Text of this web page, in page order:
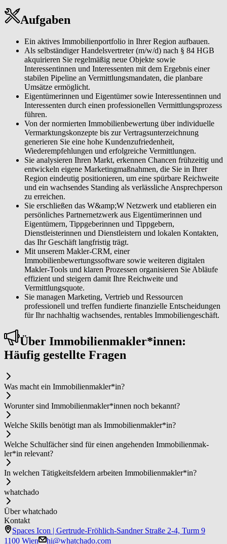
Tippgebern, Dienstleisterinnen und Dienstleistern und lokalen
Kontakten, das Ihr Geschäft langfristig trägt.
Moderne Tools & CRM effizient einsetzen. Mit unserem Makler-
CRM, einer Immobilienbewertungssoftware sowie weiteren
digitalen Makler-Tools und klaren Prozessen organisieren Sie
Abläufe effizient und steigern damit Ihre Reichweite und
Vermittlungsquote.
Ihr Geschäft unternehmerisch steuern. Sie managen Marketing,
Vertrieb und Ressourcen professionell und treffen fundierte
finanzielle Entscheidungen für Ihr nachhaltig wachsendes, rentables
Immobiliengeschäft.
Aufgaben
Ein aktives Immobilienportfolio in Ihrer Region aufbauen.
Als selbständiger Handelsvertreter (m/w/d) nach § 84 HGB
akquirieren Sie regelmäßig neue Objekte sowie
Interessentinnen und Interessenten mit dem Ergebnis einer
stabilen Pipeline an Vermittlungsmandaten, die planbare
Umsätze ermöglicht.
Eigentümerinnen und Eigentümer sowie Interessentinnen und
Interessenten durch einen professionellen Vermittlungsprozess
führen.
Von der normierten Immobilienbewertung über individuelle
Vermarktungskonzepte bis zur Vertragsunterzeichnung
generieren Sie eine hohe Kundenzufriedenheit,
Wiederempfehlungen und erfolgreiche Vermittlungen.
Sie analysieren Ihren Markt, erkennen Chancen frühzeitig und
entwickeln eigene Marketingmaßnahmen, die Sie in Ihrer
Region eindeutig positionieren, um eine spürbare Reichweite
und ein wachsendes Standing als verlässliche Ansprechperson
zu erreichen.
Sie erschließen das W&amp;W Netzwerk und etablieren ein
persönliches Partnernetzwerk aus Eigentümerinnen und
Eigentümern, Tippgeberinnen und Tippgebern,
Dienstleisterinnen und Dienstleistern und lokalen Kontakten,
das Ihr Geschäft langfristig trägt.
Mit unserem Makler-CRM, einer
Immobilienbewertungssoftware sowie weiteren digitalen
Makler-Tools und klaren Prozessen organisieren Sie Abläufe
effizient und steigern damit Ihre Reichweite und
Vermittlungsquote.
Sie managen Marketing, Vertrieb und Ressourcen
professionell und treffen fundierte finanzielle Entscheidungen
für Ihr nachhaltig wachsendes, rentables Immobiliengeschäft.
Über Im­mo­bi­li­en­mak­ler*in­nen:
Häufig gestellte Fragen
Was macht ein Im­mo­bi­li­en­mak­ler*in?
Worunter sind Im­mo­bi­li­en­mak­ler*in­nen noch bekannt?
Welche Skills benötigt man als Im­mo­bi­li­en­mak­ler*in?
Welche Schulfächer sind für einen angehenden Im­mo­bi­li­en­mak­
ler*in relevant?
In welchen Tätigkeitsfeldern arbeiten Im­mo­bi­li­en­mak­ler*in?
whatchado
Über whatchado
Kontakt
Spaces Icon | Gertrude-Fröhlich-Sandner Straße 2-4, Turm 9
1100 Wien
hi@whatchado.com